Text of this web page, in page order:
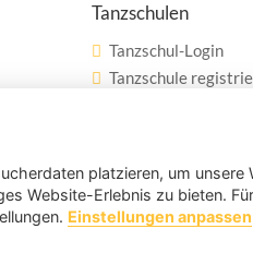
Tanzschulen
Tanzschul-Login
Tanzschule
platzieren, um
Website-Erlebnis zu bieten.
Einstellungen anpassen